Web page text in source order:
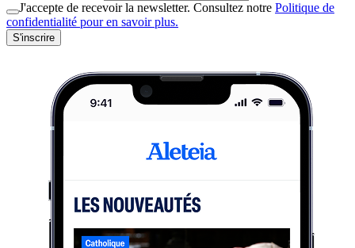
J'accepte de recevoir la newsletter. Consultez notre Politique de
confidentialité pour en savoir plus.
S'inscrire